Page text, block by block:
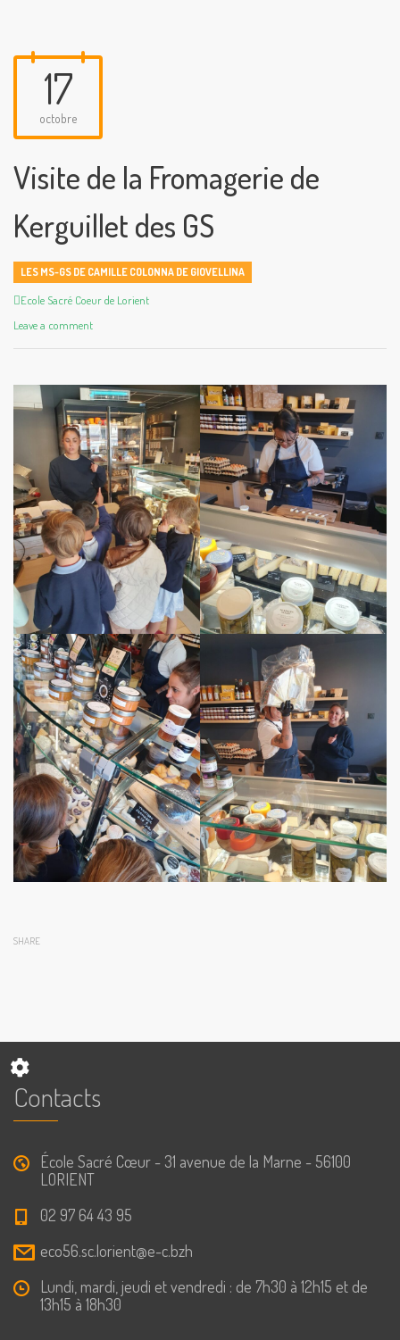
17
octobre
Visite de la Fromagerie de
Kerguillet des GS
LES MS-GS DE CAMILLE COLONNA DE GIOVELLINA
Author
Ecole Sacré Coeur de Lorient
Leave a comment
SHARE
Contacts
École Sacré Cœur - 31 avenue de la Marne - 56100
LORIENT
02 97 64 43 95
eco56.sc.lorient@e-c.bzh
Lundi, mardi, jeudi et vendredi : de 7h30 à 12h15 et de
13h15 à 18h30